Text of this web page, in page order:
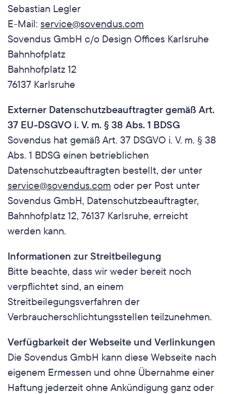
Sebastian Legler
E-Mail: service@sovendus.com
Sovendus GmbH c/o Design Offices Karlsruhe
Bahnhofplatz
Bahnhofplatz 12
76137 Karlsruhe
Externer Datenschutzbeauftragter gemäß Art.
37 EU-DSGVO i. V. m. § 38 Abs. 1 BDSG
Sovendus hat gemäß Art. 37 DSGVO i. V. m. § 38
Abs. 1 BDSG einen betrieblichen
service@sovendus.com oder per Post unter
Sovendus GmbH, Datenschutzbeauftragter,
Bahnhofplatz 12, 76137 Karlsruhe, erreicht
werden kann.
Informationen zur Streitbeilegung
Bitte beachte, dass wir weder bereit noch
verpflichtet sind, an einem
Streitbeilegungsverfahren der
Verbraucherschlichtungsstellen teilzunehmen.
Verfügbarkeit der Webseite und Verlinkungen
Die Sovendus GmbH kann diese Webseite nach
eigenem Ermessen und ohne Übernahme einer
Haftung jederzeit ohne Ankündigung ganz oder